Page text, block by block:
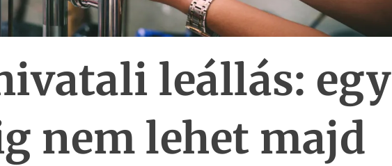
leállás: egy
nem lehet majd